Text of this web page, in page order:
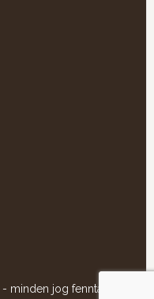
jog fenntartva!